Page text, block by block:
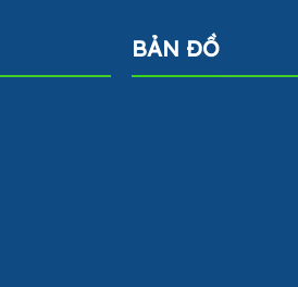
BẢN ĐỒ